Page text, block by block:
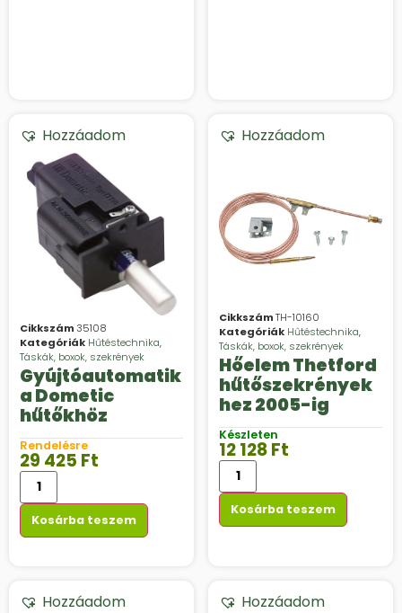
Hozzáadom
Cikkszám 35108
Kategóriák Hűtéstechnika,
Táskák, boxok, szekrények
Gyújtóautomatik
a Dometic
hűtőkhöz
Rendelésre
29 425 Ft
Kosárba teszem
Hozzáadom
CikkszámTH-10160
Kategóriák Hűtéstechnika,
Táskák, boxok, szekrények
Hőelem Thetford
hűtőszekrények
hez 2005-ig
Készleten
12 128Ft
Kosárba teszem
Hozzáadom Hozzáadom